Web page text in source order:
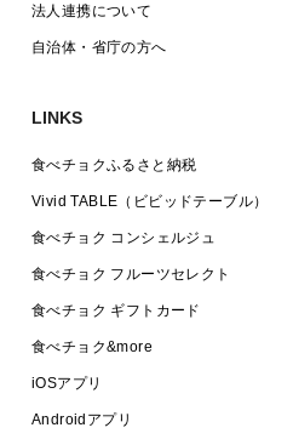
法人連携について
自治体・省庁の方へ
LINKS
食べチョクふるさと納税
Vivid TABLE（ビビッドテーブル）
食べチョク コンシェルジュ
食べチョク フルーツセレクト
食べチョク ギフトカード
食べチョク&more
iOSアプリ
Androidアプリ